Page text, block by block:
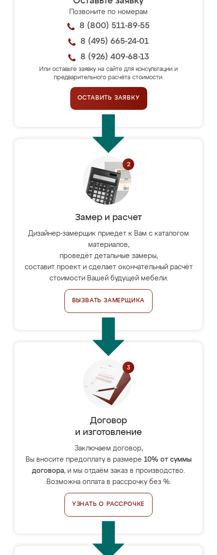
Позвоните по номерам
8 (800) 511-89-55
8 (495) 665-24-01
8 (926) 409-68-13
Или оставьте заявку на сайте для консультации и
предварительного расчёта стоимости.
ОСТАВИТЬ ЗАЯВКУ
Замер и расчет
Дизайнер-замерщик приедет к Вам с каталогом
материалов,
проведёт детальные замеры,
составит проект и сделает окончательный расчёт
стоимости Вашей будущей мебели.
ВЫЗВАТЬ ЗАМЕРЩИКА
Договор
и изготовление
Заключаем договор,
Вы вносите предоплату в размере 10% от суммы
договора, и мы отдаём заказ в производство.
Возможна оплата в рассрочку без %.
УЗНАТЬ О РАССРОЧКЕ